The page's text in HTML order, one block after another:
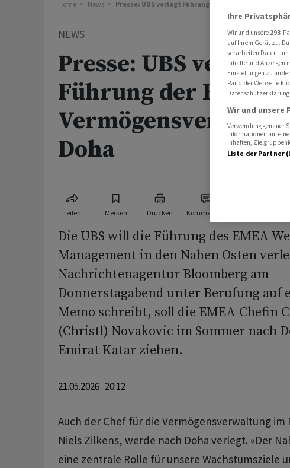
Home News Presse: UBS verlegt Führung der EMEA-
NEWS
Presse: UBS verlegt
Führung der EMEA-
Doha
Teilen Merken Drucken Kommentare
Die UBS will die Führung des EMEA
Management in den Nahen Osten
Nachrichtenagentur Bloomberg am
Donnerstagabend unter Berufung auf
Memo schreibt, soll die EMEA-Chefin
(Christl) Novakovic im Sommer nach
Emirat Katar ziehen.
21.05.2026 20:12
Auch der Chef für die Vermögensverwaltung im
Niels Zilkens, werde nach Doha verlegt. «Der
eine zentrale Rolle für unsere Wachstumsziele
Ihre
Wir und unsere 293-
auf Ihrem Gerät zu.
verarbeiten Daten,
Inhalte und Anzeigen
Einstellungen zu
Rand der Webseite
Datenschutzerklärung.
Wir und
Verwendung genauer
Informationen auf
Inhalten,
Liste der Partner